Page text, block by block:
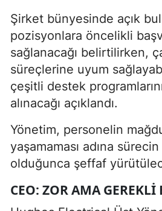
Şirket bünyesinde açık
pozisyonlara öncelikli
sağlanacağı belirtilirken,
süreçlerine uyum
çeşitli destek
alınacağı açıklandı.
Yönetim, personelin
yaşamaması adına
olduğunca şeffaf
CEO: ZOR AMA GEREKLI